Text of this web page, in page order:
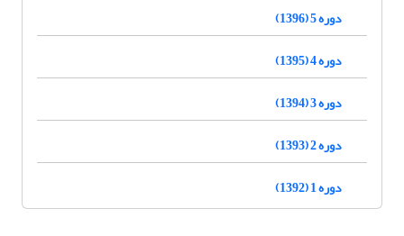
دوره 5 (1396)
دوره 4 (1395)
دوره 3 (1394)
دوره 2 (1393)
دوره 1 (1392)